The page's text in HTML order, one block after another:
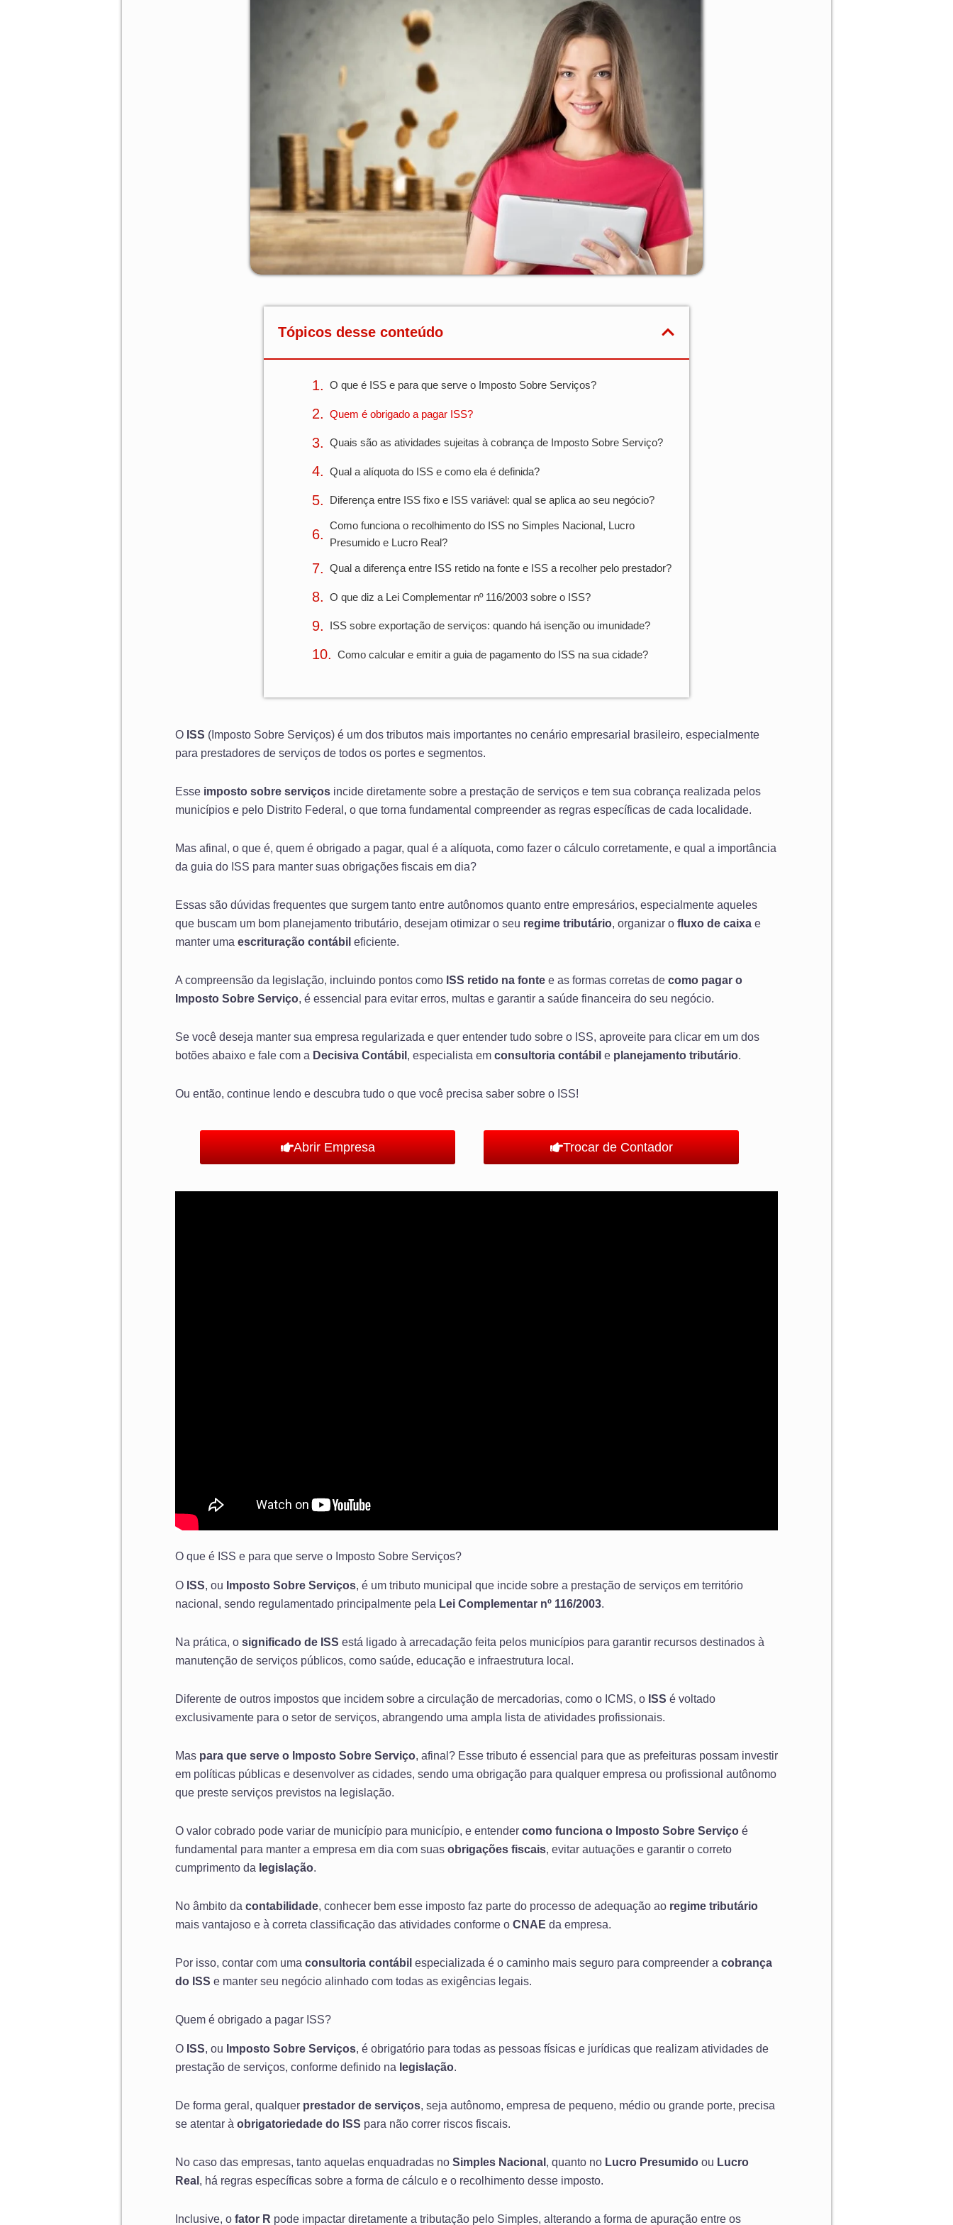
Tópicos desse conteúdo
O que é ISS e para que serve o Imposto Sobre Serviços?
Quem é obrigado a pagar ISS?
Quais são as atividades sujeitas à cobrança de Imposto Sobre Serviço?
Qual a alíquota do ISS e como ela é definida?
Diferença entre ISS fixo e ISS variável: qual se aplica ao seu negócio?
Como funciona o recolhimento do ISS no Simples Nacional, Lucro
Presumido e Lucro Real?
Qual a diferença entre ISS retido na fonte e ISS a recolher pelo prestador?
O que diz a Lei Complementar nº 116/2003 sobre o ISS?
ISS sobre exportação de serviços: quando há isenção ou imunidade?
Como calcular e emitir a guia de pagamento do ISS na sua cidade?
O ISS (Imposto Sobre Serviços) é um dos tributos mais importantes no cenário empresarial brasileiro, especialmente
para prestadores de serviços de todos os portes e segmentos.
Esse imposto sobre serviços incide diretamente sobre a prestação de serviços e tem sua cobrança realizada pelos
municípios e pelo Distrito Federal, o que torna fundamental compreender as regras específicas de cada localidade.
Mas afinal, o que é, quem é obrigado a pagar, qual é a alíquota, como fazer o cálculo corretamente, e qual a importância
da guia do ISS para manter suas obrigações fiscais em dia?
Essas são dúvidas frequentes que surgem tanto entre autônomos quanto entre empresários, especialmente aqueles
que buscam um bom planejamento tributário, desejam otimizar o seu regime tributário, organizar o fluxo de caixa e
manter uma escrituração contábil eficiente.
A compreensão da legislação, incluindo pontos como ISS retido na fonte e as formas corretas de como pagar o
Imposto Sobre Serviço, é essencial para evitar erros, multas e garantir a saúde financeira do seu negócio.
Se você deseja manter sua empresa regularizada e quer entender tudo sobre o ISS, aproveite para clicar em um dos
botões abaixo e fale com a Decisiva Contábil , especialista em consultoria contábil e planejamento tributário.
Ou então, continue lendo e descubra tudo o que você precisa saber sobre o ISS!
Abrir Empresa Trocar de Contador
O que é ISS e para que serve o Imposto Sobre Serviços?
O ISS, ou Imposto Sobre Serviços, é um tributo municipal que incide sobre a prestação de serviços em território
nacional, sendo regulamentado principalmente pela Lei Complementar nº 116/2003.
Na prática, o significado de ISS está ligado à arrecadação feita pelos municípios para garantir recursos destinados à
manutenção de serviços públicos, como saúde, educação e infraestrutura local.
Diferente de outros impostos que incidem sobre a circulação de mercadorias, como o ICMS, o ISS é voltado
exclusivamente para o setor de serviços, abrangendo uma ampla lista de atividades profissionais.
Mas para que serve o Imposto Sobre Serviço, afinal? Esse tributo é essencial para que as prefeituras possam investir
em políticas públicas e desenvolver as cidades, sendo uma obrigação para qualquer empresa ou profissional autônomo
que preste serviços previstos na legislação.
O valor cobrado pode variar de município para município, e entender como funciona o Imposto Sobre Serviço é
fundamental para manter a empresa em dia com suas obrigações fiscais, evitar autuações e garantir o correto
cumprimento da legislação.
No âmbito da contabilidade, conhecer bem esse imposto faz parte do processo de adequação ao regime tributário
mais vantajoso e à correta classificação das atividades conforme o CNAE da empresa.
Por isso, contar com uma consultoria contábil especializada é o caminho mais seguro para compreender a cobrança
do ISS e manter seu negócio alinhado com todas as exigências legais.
Quem é obrigado a pagar ISS?
O ISS, ou Imposto Sobre Serviços, é obrigatório para todas as pessoas físicas e jurídicas que realizam atividades de
prestação de serviços, conforme definido na legislação.
De forma geral, qualquer prestador de serviços, seja autônomo, empresa de pequeno, médio ou grande porte, precisa
se atentar à obrigatoriedade do ISS para não correr riscos fiscais.
No caso das empresas, tanto aquelas enquadradas no Simples Nacional , quanto no Lucro Presumido ou Lucro
Real , há regras específicas sobre a forma de cálculo e o recolhimento desse imposto.
Inclusive, o fator R pode impactar diretamente a tributação pelo Simples, alterando a forma de apuração entre os